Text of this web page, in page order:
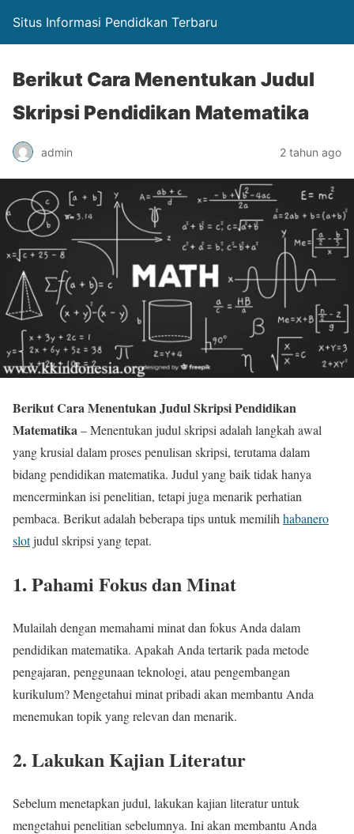
Situs Informasi Pendidkan Terbaru
Berikut Cara Menentukan Judul
Skripsi Pendidikan Matematika
admin 2 tahun ago
Berikut Cara Menentukan Judul Skripsi Pendidikan
Matematika– Menentukan judul skripsi adalah langkah awal
yang krusial dalam proses penulisan skripsi, terutama dalam
bidang pendidikan matematika. Judul yang baik tidak hanya
mencerminkan isi penelitian, tetapi juga menarik perhatian
pembaca. Berikut adalah beberapa tips untuk memilihhabanero
slotjudul skripsi yang tepat.
1. Pahami Fokus dan Minat
Mulailah dengan memahami minat dan fokus Anda dalam
pendidikan matematika. Apakah Anda tertarik pada metode
pengajaran, penggunaan teknologi, atau pengembangan
kurikulum? Mengetahui minat pribadi akan membantu Anda
menemukan topik yang relevan dan menarik.
2. Lakukan Kajian Literatur
Sebelum menetapkan judul, lakukan kajian literatur untuk
mengetahui penelitian sebelumnya. Ini akan membantu Anda